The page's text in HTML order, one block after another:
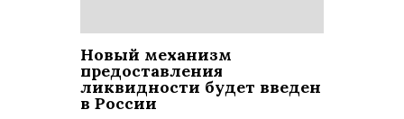
Новый механизм
предоставления
ликвидности будет введен
в России